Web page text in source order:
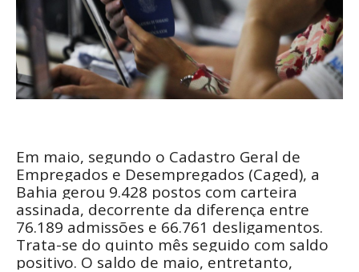
Em maio, segundo o Cadastro Geral de
Empregados e Desempregados (Caged), a
Bahia gerou 9.428 postos com carteira
assinada, decorrente da diferença entre
76.189 admissões e 66.761 desligamentos.
Trata-se do quinto mês seguido com saldo
positivo. O saldo de maio, entretanto,